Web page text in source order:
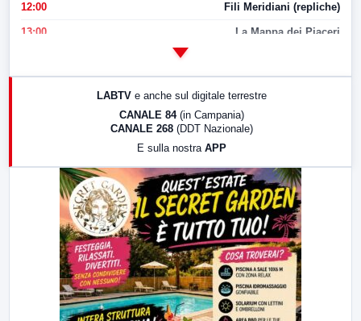
12:00 Fili Meridiani (repliche)
13:00 La Mappa dei Piaceri
LabNews (replica)
LABTV e anche sul digitale terrestre
CANALE 84 (in Campania)
CANALE 268 (DDT Nazionale)
E sulla nostra APP